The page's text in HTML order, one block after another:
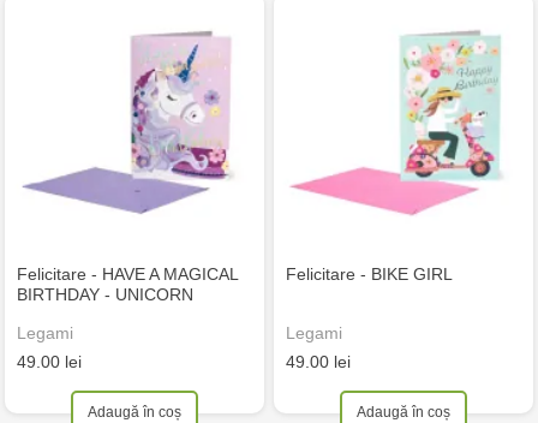
Felicitare - HAVE A MAGICAL
BIRTHDAY - UNICORN
Legami
49.00 lei
Adaugă în coș
Felicitare - BIKE GIRL
Legami
49.00 lei
Adaugă în coș